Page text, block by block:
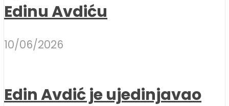
Edinu Avdiću
10/06/2026
Edin Avdić je ujedinjavao